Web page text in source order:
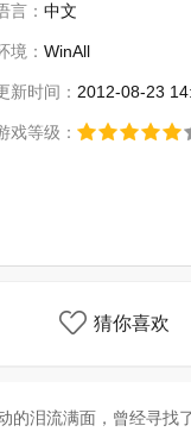
言： 中文
境： WinAll
新时间： 2012-08-23
戏等级：
猜你喜欢
的泪流满面，曾经寻